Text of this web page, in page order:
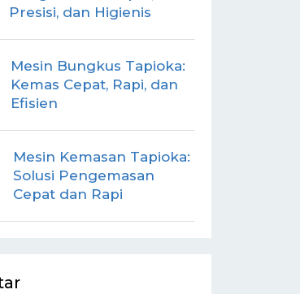
Presisi, dan Higienis
Mesin Bungkus Tapioka:
Kemas Cepat, Rapi, dan
Efisien
Mesin Kemasan Tapioka:
Solusi Pengemasan
Cepat dan Rapi